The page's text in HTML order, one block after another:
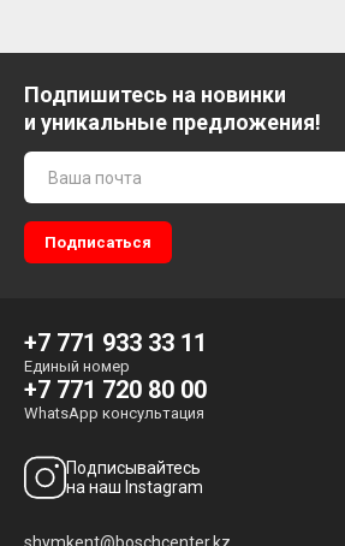
Подпишитесь на новинки
и уникальные предложения!
+7 771 933 33 11
Единый номер
+7 771 720 80 00
WhatsApp консультация
Подписывайтесь
на наш Instagram